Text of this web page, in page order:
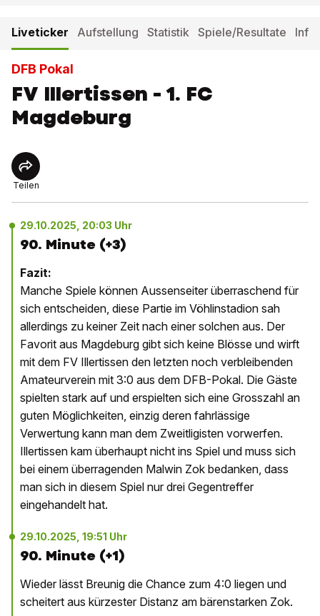
Liveticker Aufstellung Statistik Spiele/Resultate
DFB Pokal
FV Illertissen - 1. FC
Magdeburg
Teilen
29.10.2025, 20:03 Uhr
90. Minute (+3)
Fazit:
Manche Spiele können Aussenseiter überraschend für
sich entscheiden, diese Partie im Vöhlinstadion sah
allerdings zu keiner Zeit nach einer solchen aus. Der
Favorit aus Magdeburg gibt sich keine Blösse und wirft
mit dem FV Illertissen den letzten noch verbleibenden
Amateurverein mit 3:0 aus dem DFB-Pokal. Die Gäste
spielten stark auf und erspielten sich eine Grosszahl an
guten Möglichkeiten, einzig deren fahrlässige
Verwertung kann man dem Zweitligisten vorwerfen.
Illertissen kam überhaupt nicht ins Spiel und muss sich
bei einem überragenden Malwin Zok bedanken, dass
man sich in diesem Spiel nur drei Gegentreffer
eingehandelt hat.
29.10.2025, 19:51 Uhr
90. Minute (+1)
Wieder lässt Breunig die Chance zum 4:0 liegen und
scheitert aus kürzester Distanz am bärenstarken Zok.